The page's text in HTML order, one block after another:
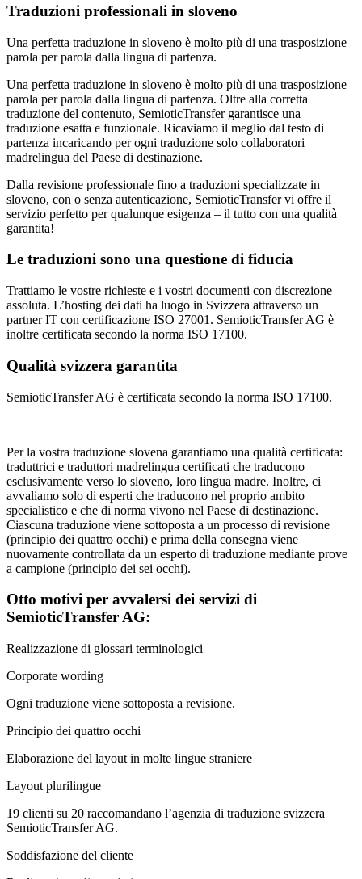
Traduzioni professionali in sloveno
Una perfetta traduzione in sloveno è molto più di una trasposizione
parola per parola dalla lingua di partenza.
Una perfetta traduzione in sloveno è molto più di una trasposizione
parola per parola dalla lingua di partenza. Oltre alla corretta
traduzione del contenuto, SemioticTransfer garantisce una
traduzione esatta e funzionale. Ricaviamo il meglio dal testo di
partenza incaricando per ogni traduzione solo collaboratori
madrelingua del Paese di destinazione.
Dalla revisione professionale fino a traduzioni specializzate in
sloveno, con o senza autenticazione, SemioticTransfer vi offre il
servizio perfetto per qualunque esigenza – il tutto con una qualità
garantita!
Le traduzioni sono una questione di fiducia
Trattiamo le vostre richieste e i vostri documenti con discrezione
assoluta. L’hosting dei dati ha luogo in Svizzera attraverso un
partner IT con certificazione ISO 27001. SemioticTransfer AG è
inoltre certificata secondo la norma ISO 17100.
Qualità svizzera garantita
SemioticTransfer AG è certificata secondo la norma ISO 17100.
Per la vostra traduzione slovena garantiamo una qualità certificata:
traduttrici e traduttori madrelingua certificati che traducono
esclusivamente verso lo sloveno, loro lingua madre. Inoltre, ci
avvaliamo solo di esperti che traducono nel proprio ambito
specialistico e che di norma vivono nel Paese di destinazione.
Ciascuna traduzione viene sottoposta a un processo di revisione
(principio dei quattro occhi) e prima della consegna viene
nuovamente controllata da un esperto di traduzione mediante prove
a campione (principio dei sei occhi).
Otto motivi per avvalersi dei servizi di
SemioticTransfer AG:
Realizzazione di glossari terminologici
Corporate wording
Ogni traduzione viene sottoposta a revisione.
Principio dei quattro occhi
Elaborazione del layout in molte lingue straniere
Layout plurilingue
19 clienti su 20 raccomandano l’agenzia di traduzione svizzera
SemioticTransfer AG.
Soddisfazione del cliente